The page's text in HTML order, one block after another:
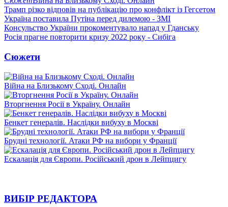
Трамп різко відповів на публікацію про конфлікт із Гегсетом
Україна поставила Путіна перед дилемою - ЗМІ
Консульство України прокоментувало напад у Гданську
Росія прагне повторити кризу 2022 року - Сибіга
Сюжети
Війна на Близькому Сході. Онлайн
Вторгнення Росії в Україну. Онлайн
Бенкет генералів. Наслідки вибуху в Москві
Брудні технології. Атаки РФ на вибори у Франції
Ескалація для Європи. Російський дрон в Лейпцигу
ВИБІР РЕДАКТОРА